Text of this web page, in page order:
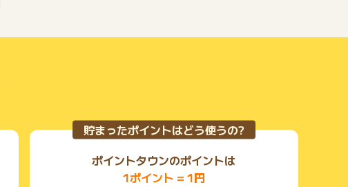
貯まったポイントはどう使うの?
ポイントタウンのポイントは
1ポイント = 1円